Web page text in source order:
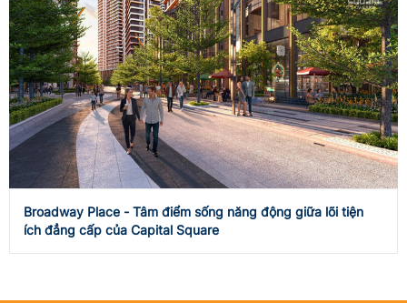
Broadway Place - Tâm điểm sống năng động giữa lõi tiện
ích đẳng cấp của Capital Square